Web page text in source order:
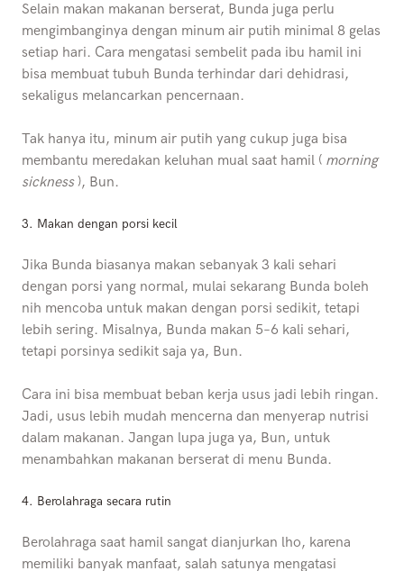
Selain makan makanan berserat, Bunda juga perlu
mengimbanginya dengan minum air putih minimal 8 gelas
setiap hari. Cara mengatasi sembelit pada ibu hamil ini
bisa membuat tubuh Bunda terhindar dari dehidrasi,
sekaligus melancarkan pencernaan.
Tak hanya itu, minum air putih yang cukup juga bisa
membantu meredakan keluhan mual saat hamil ( morning
sickness), Bun.
3. Makan dengan porsi kecil
Jika Bunda biasanya makan sebanyak 3 kali sehari
dengan porsi yang normal, mulai sekarang Bunda boleh
nih mencoba untuk makan dengan porsi sedikit, tetapi
lebih sering. Misalnya, Bunda makan 5–6 kali sehari,
tetapi porsinya sedikit saja ya, Bun.
Cara ini bisa membuat beban kerja usus jadi lebih ringan.
Jadi, usus lebih mudah mencerna dan menyerap nutrisi
dalam makanan. Jangan lupa juga ya, Bun, untuk
menambahkan makanan berserat di menu Bunda.
4. Berolahraga secara rutin
Berolahraga saat hamil sangat dianjurkan lho, karena
memiliki banyak manfaat, salah satunya mengatasi